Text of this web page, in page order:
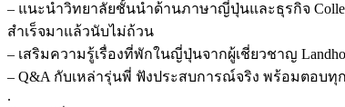
– แนะนำวิทยาลัยชั้นนำด้านภาษาญี่ปุ่นและธุรกิจ
สำเร็จมาแล้วนับไม่ถ้วน
– เสริมความรู้เรื่องที่พักในญี่ปุ่นจากผู้เชี่ยวชาญ
– Q&A กับเหล่ารุ่นพี่ ฟังประสบการณ์จริง พร้อมตอบทุ
.